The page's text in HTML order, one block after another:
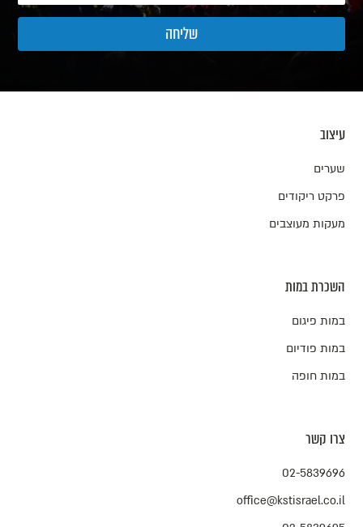
עיצוב
שערים
פרקט ריקודים
מעקות מעוצבים
השכרת במות
במות פיגום
במות פודיום
במות חופה
צרו קשר
02-5839696
office@kstisrael.co.il